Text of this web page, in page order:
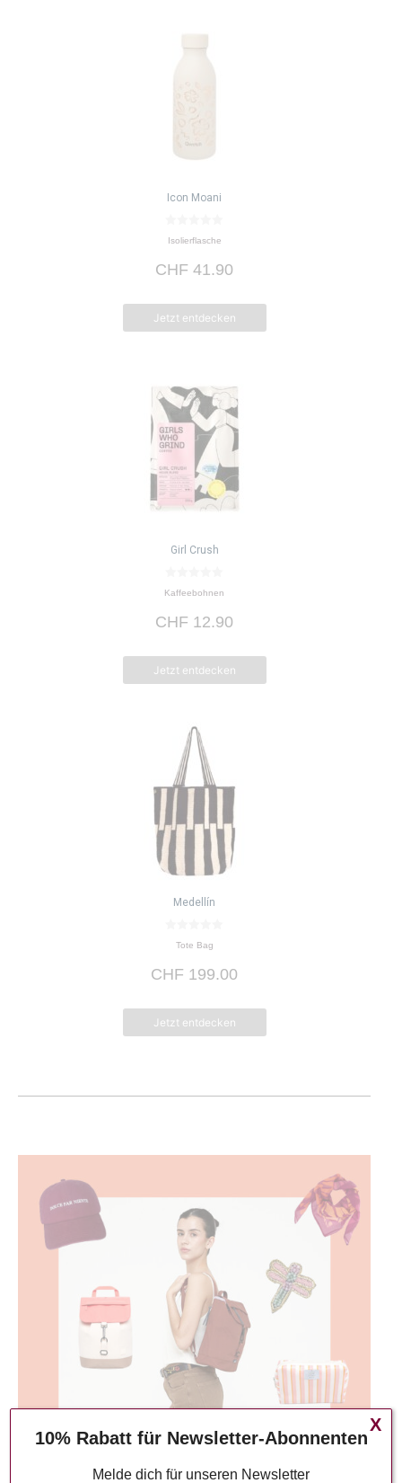
Icon Moani
0
v
n
5
Isolierflasche
CHF 41.90
Jetzt entdecken
Girl Crush
0
v
n
5
Kaffeebohnen
CHF 12.90
Jetzt entdecken
Medellín
n
Tote Bag
CHF 199.00
Jetzt entdecken
10% Rabatt für Newsletter-Abonnenten
Melde dich für unseren Newsletter
X